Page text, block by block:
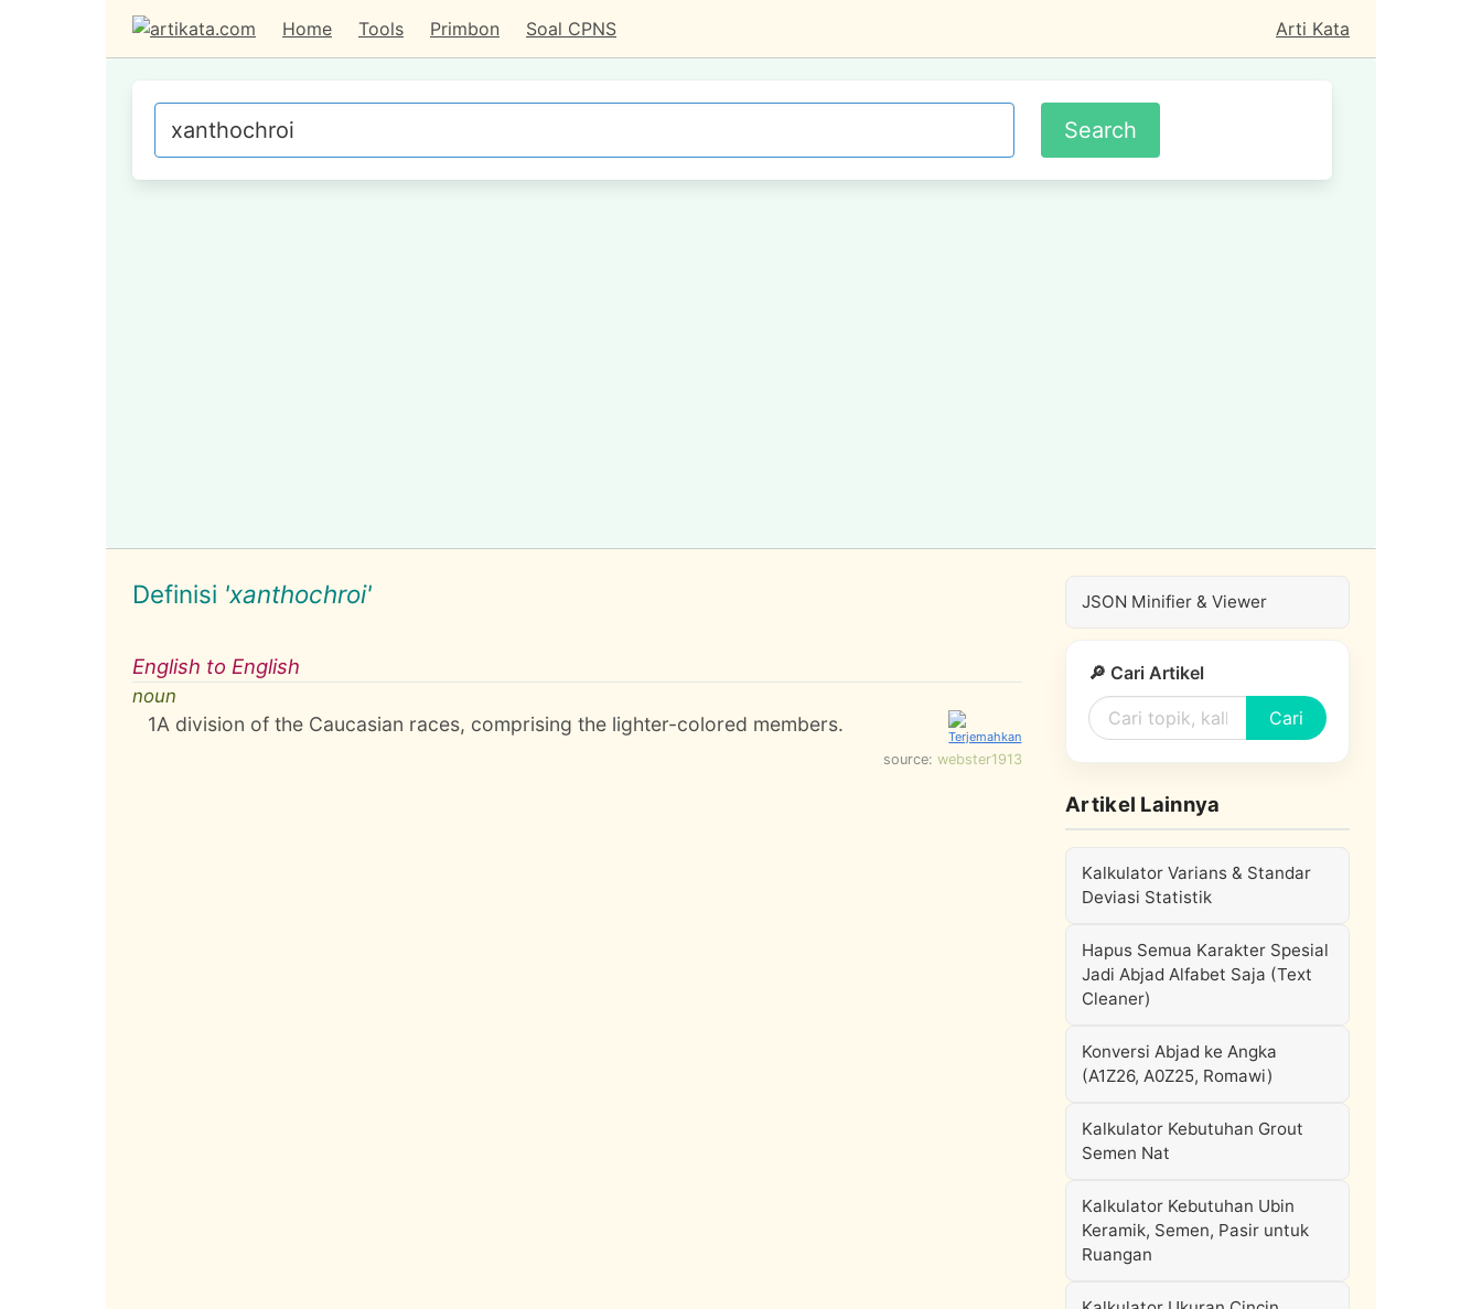
Home Tools Primbon Soal CPNS Arti Kata
Definisi 'xanthochroi'
English to English
noun
1A division of the Caucasian races, comprising the lighter-colored members.
source: webster1913
JSON Minifier & Viewer
🔎 Cari Artikel
Cari
Artikel Lainnya
Kalkulator Varians & Standar
Deviasi Statistik
Hapus Semua Karakter Spesial
Jadi Abjad Alfabet Saja (Text
Cleaner)
Konversi Abjad ke Angka
(A1Z26, A0Z25, Romawi)
Kalkulator Kebutuhan Grout
Semen Nat
Kalkulator Kebutuhan Ubin
Keramik, Semen, Pasir untuk
Ruangan